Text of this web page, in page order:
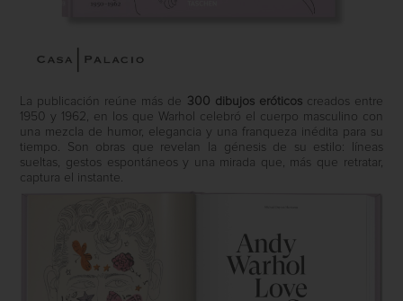
La publicación reúne más de 300 dibujos eróticoscreados entre
1950 y 1962, en los que Warhol celebró el cuerpo masculino con
una mezcla de humor, elegancia y una franqueza inédita para su
tiempo. Son obras que revelan la génesis de su estilo: líneas
sueltas, gestos espontáneos y una mirada que, más que retratar,
captura el instante.